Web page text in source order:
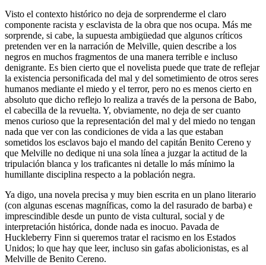
Visto el contexto histórico no deja de sorprenderme el claro
componente racista y esclavista de la obra que nos ocupa. Más me
sorprende, si cabe, la supuesta ambigüedad que algunos críticos
pretenden ver en la narración de Melville, quien describe a los
negros en muchos fragmentos de una manera terrible e incluso
denigrante. Es bien cierto que el novelista puede que trate de reflejar
la existencia personificada del mal y del sometimiento de otros seres
humanos mediante el miedo y el terror, pero no es menos cierto en
absoluto que dicho reflejo lo realiza a través de la persona de Babo,
el cabecilla de la revuelta. Y, obviamente, no deja de ser cuanto
menos curioso que la representación del mal y del miedo no tengan
nada que ver con las condiciones de vida a las que estaban
sometidos los esclavos bajo el mando del capitán Benito Cereno y
que Melville no dedique ni una sola línea a juzgar la actitud de la
tripulación blanca y los traficantes ni detalle lo más mínimo la
humillante disciplina respecto a la población negra.
Ya digo, una novela precisa y muy bien escrita en un plano literario
(con algunas escenas magníficas, como la del rasurado de barba) e
imprescindible desde un punto de vista cultural, social y de
interpretación histórica, donde nada es inocuo. Pavada de
Huckleberry Finn si queremos tratar el racismo en los Estados
Unidos; lo que hay que leer, incluso sin gafas abolicionistas, es al
Melville de Benito Cereno.